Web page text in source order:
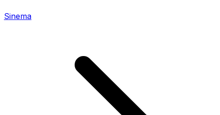
Sinema